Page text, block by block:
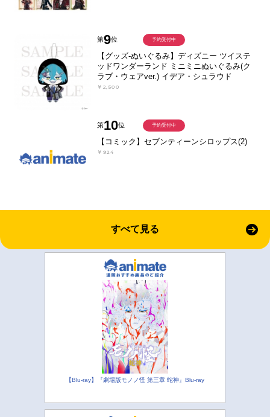
第9位
【グッズ-ぬいぐるみ】ディズニー ツイステ
ッドワンダーランド ミニミニぬいぐるみ(ク
ラブ・ウェアver.) イデア・シュラウド
￥2,500
予約受付中
第10位
【コミック】セブンティーンシロップス(2)
￥924
予約受付中
すべて見る
【Blu-ray】『劇場版モノノ怪 第三章 蛇神』Blu-ray